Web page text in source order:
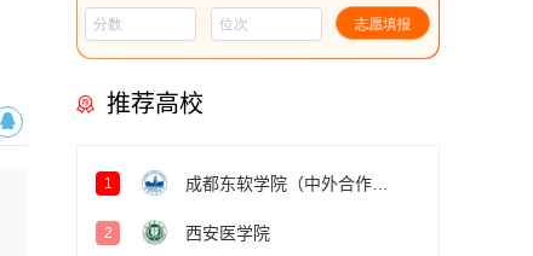
推荐高校
1
2 西安医学院